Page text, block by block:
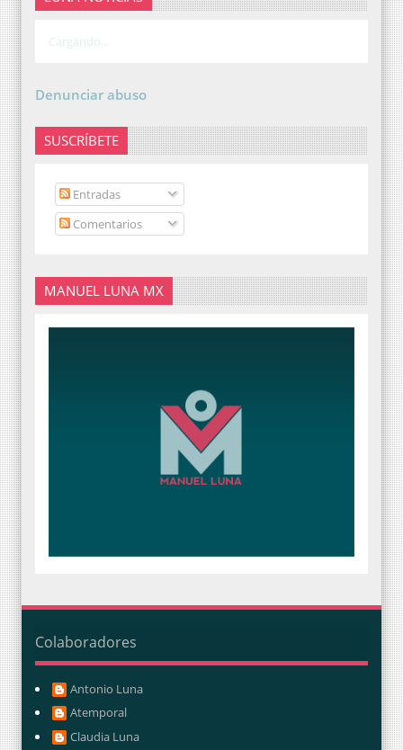
Cargando...
Denunciar abuso
SUSCRÍBETE
Entradas
Comentarios
MANUEL LUNA MX
Colaboradores
Antonio Luna
Atemporal
Claudia Luna